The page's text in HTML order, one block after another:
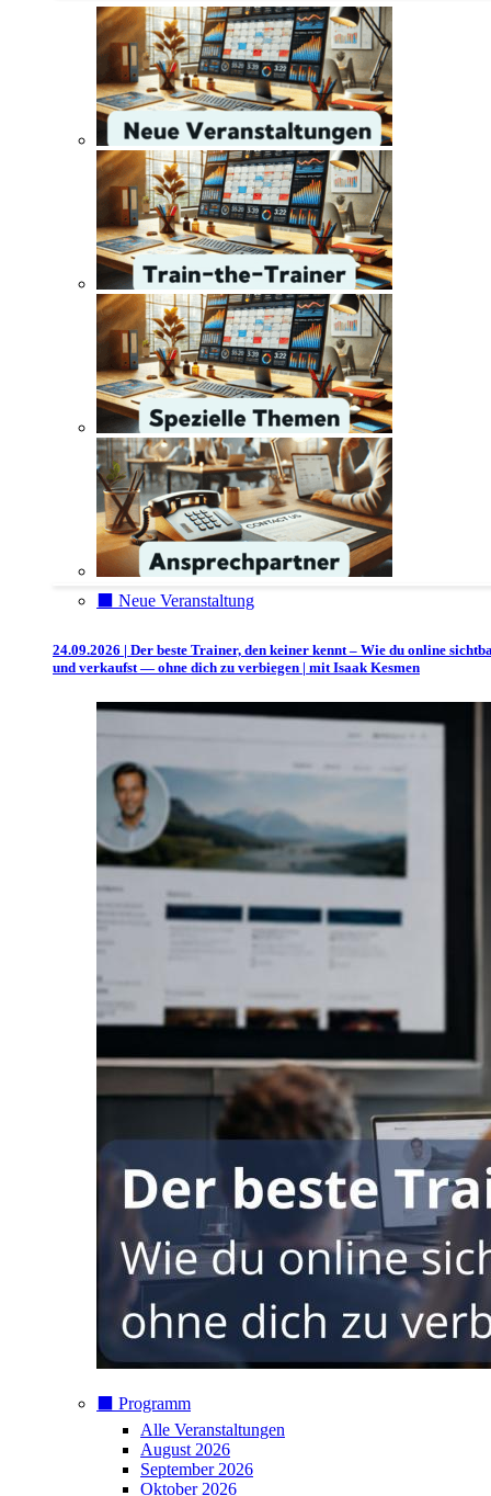
⬛️ Neue Veranstaltung
24.09.2026 | Der beste Trainer, den keiner kennt – Wie du online
und verkaufst — ohne dich zu verbiegen | mit Isaak Kesmen
⬛️ Programm
Alle Veranstaltungen
August 2026
September 2026
Oktober 2026